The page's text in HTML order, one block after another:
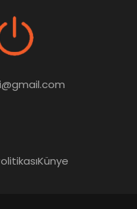
Künye